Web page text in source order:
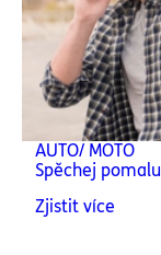
AUTO/ MOTO
Spěchej pomalu
Zjistit více